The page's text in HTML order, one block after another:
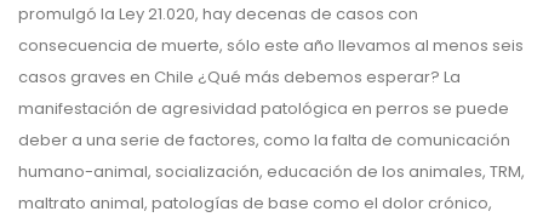
promulgó la Ley 21.020, hay decenas de casos con
consecuencia de muerte, sólo este año llevamos al menos seis
casos graves en Chile ¿Qué más debemos esperar? La
manifestación de agresividad patológica en perros se puede
deber a una serie de factores, como la falta de comunicación
humano-animal, socialización, educación de los animales, TRM,
maltrato animal, patologías de base como el dolor crónico,